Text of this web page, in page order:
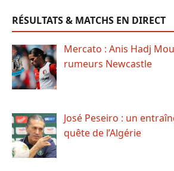
RÉSULTATS & MATCHS EN DIRECT
Mercato : Anis Hadj
rumeurs Newcastle
José Peseiro : un
quête de l’Algérie